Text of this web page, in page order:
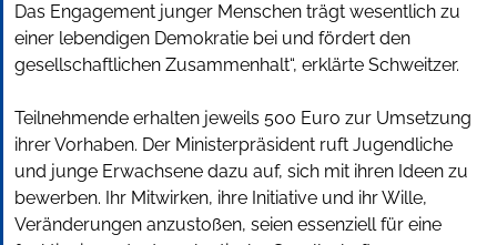
Das Engagement junger Menschen trägt wesentlich zu
einer lebendigen Demokratie bei und fördert den
gesellschaftlichen Zusammenhalt“, erklärte Schweitzer.
Teilnehmende erhalten jeweils 500 Euro zur Umsetzung
ihrer Vorhaben. Der Ministerpräsident ruft Jugendliche
und junge Erwachsene dazu auf, sich mit ihren Ideen zu
bewerben. Ihr Mitwirken, ihre Initiative und ihr Wille,
Veränderungen anzustoßen, seien essenziell für eine